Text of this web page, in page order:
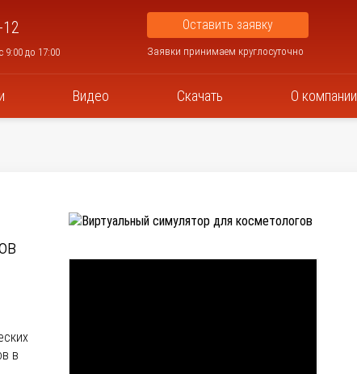
9:00 до 17:00
Оставить заявку
Заявки принимаем круглосуточно
Видео Скачать О компании
в